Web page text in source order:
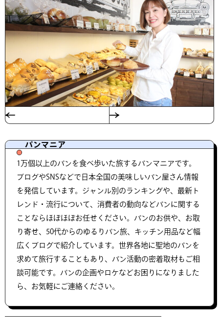
パンマニア
1万個以上のパンを食べ歩いた旅するパンマニアです。
ブログやSNSなどで日本全国の美味しいパン屋さん情報
を発信しています。ジャンル別のランキングや、最新ト
レンド・流行について、消費者の動向などパンに関する
ことならほぼほぼお任せください。パンのお供や、お取
り寄せ、50代からのゆるりパン旅、キッチン用品など幅
広くブログで紹介しています。世界各地に聖地のパンを
求めて旅行することもあり、パン活動の密着取材もご相
談可能です。パンの企画やロケなどお困りになりました
ら、お気軽にご連絡ください。